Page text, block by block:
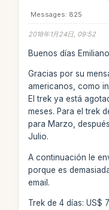
Messages: 825
2018年1月24日, 09:52
Buenos días Emiliano,
Gracias por su
americanos, como
El trek ya está
meses. Para el trek
para Marzo,
Julio.
A continuación le
porque es
email.
Trek de 4 días: US$